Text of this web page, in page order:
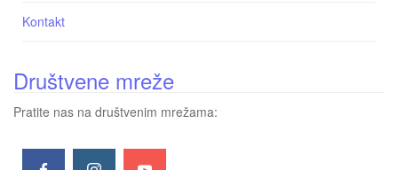
Kontakt
Društvene mreže
Pratite nas na društvenim mrežama: